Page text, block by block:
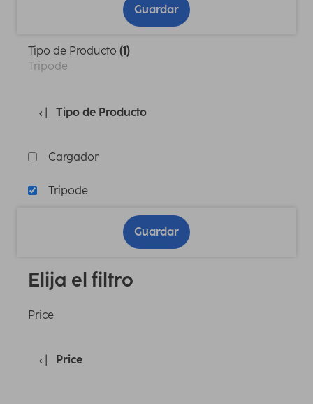
Guardar
Tipo de Producto (1)
Tripode
Tipo de Producto
Cargador
Tripode
Guardar
Elija el filtro
Price
Price